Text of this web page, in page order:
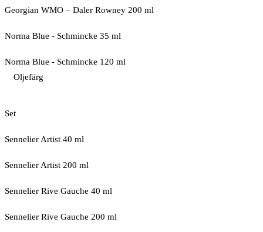
Georgian WMO – Daler Rowney 200 ml
Norma Blue - Schmincke 35 ml
Norma Blue - Schmincke 120 ml
Oljefärg
Set
Sennelier Artist 40 ml
Sennelier Artist 200 ml
Sennelier Rive Gauche 40 ml
Sennelier Rive Gauche 200 ml